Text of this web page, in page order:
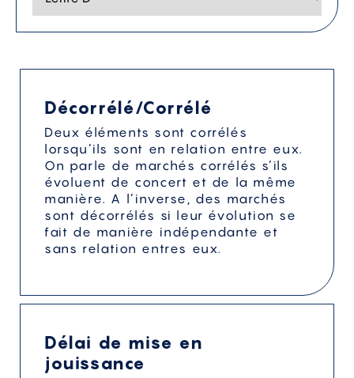
Décorrélé/Corrélé
Deux éléments sont corrélés
lorsqu’ils sont en relation entre eux.
On parle de marchés corrélés s’ils
évoluent de concert et de la même
manière. A l’inverse, des marchés
sont décorrélés si leur évolution se
fait de manière indépendante et
sans relation entres eux.
Délai de mise en
jouissance